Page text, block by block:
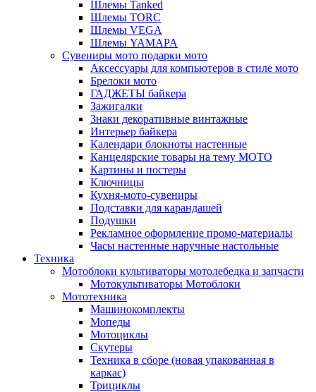
Шлемы Tanked
Шлемы TORC
Шлемы VEGA
Шлемы YAMAPA
Сувениры мото подарки мото
Аксессуары для компьютеров в стиле мото
Брелоки мото
ГАДЖЕТЫ байкера
Зажигалки
Знаки декоративные винтажные
Интерьер байкера
Календари блокноты настенные
Канцелярские товары на тему МОТО
Картины и постеры
Ключницы
Кухня-мото-сувениры
Подставки для карандашей
Подушки
Рекламное оформление промо-материалы
Часы настенные наручные настольные
Техника
Мотоблоки культиваторы мотолебедка и запчасти
Мотокультиваторы Мотоблоки
Мототехника
Машинокомплекты
Мопеды
Мотоциклы
Скутеры
Техника в сборе (новая упакованная в
каркас)
Трициклы